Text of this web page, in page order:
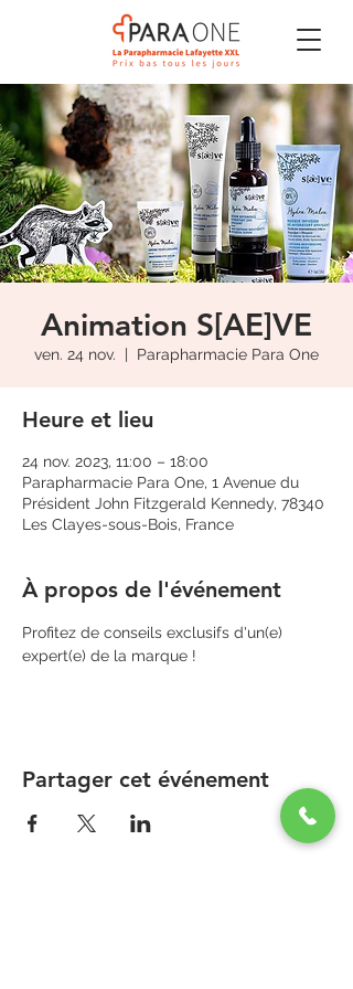
Animation S[AE]VE
ven. 24 nov.
  |
Parapharmacie Para One
Heure et lieu
24 nov. 2023, 11:00 – 18:00
Parapharmacie Para One, 1 Avenue du
Président John Fitzgerald Kennedy, 78340
Les Clayes-sous-Bois, France
À propos de l'événement
Profitez de conseils exclusifs d'un(e)
expert(e) de la marque !
Partager cet événement